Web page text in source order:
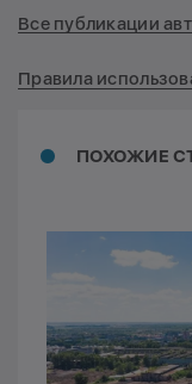
ПОХОЖИЕ
Все публикации
Правила